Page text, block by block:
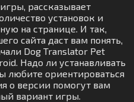
рассказывает
установок и
на странице. И так,
сайта даст вам понять,
Dog Translator Pet
Надо ли устанавливать
любите ориентироваться
о версии помогут вам
вариант игры.